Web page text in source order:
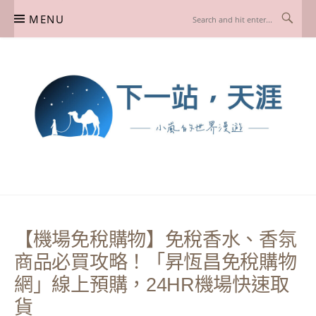
MENU
【機場免稅購物】免稅香水、香氛
商品必買攻略！「昇恆昌免稅購物
網」線上預購，24HR機場快速取
貨